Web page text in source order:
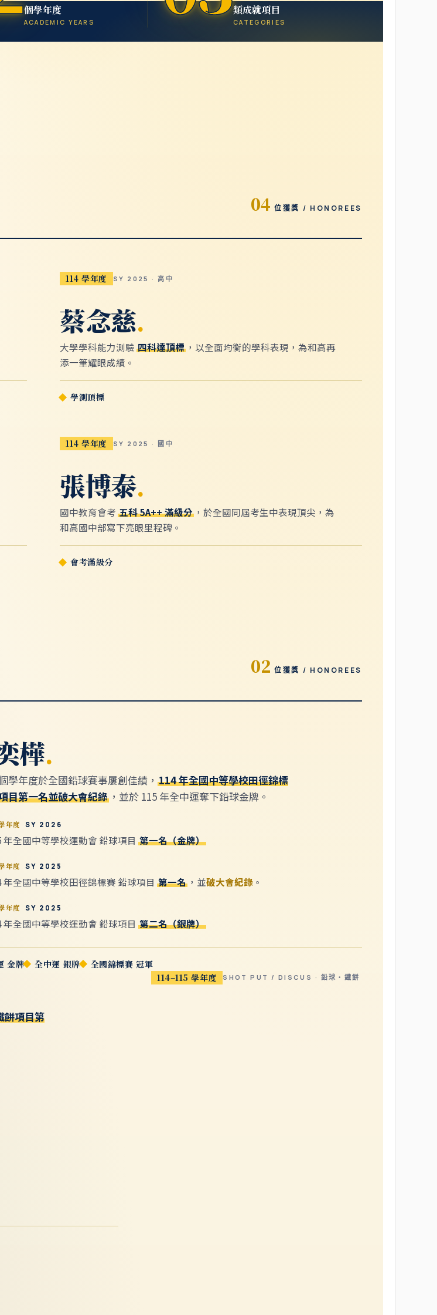
個學年度
ACADEMIC YEARS
類成就項目
CATEGORIES
04 位獲獎 / HONOREES
114 學年度 SY 2025 · 高中
蔡念慈.
大學學科能力測驗 四科達頂標 ，以全面均衡的學科表現，為和高再
添一筆耀眼成績。
學測頂標
114 學年度 SY 2025 · 國中
張博泰.
國中教育會考 五科 5A++ 滿級分 ，於全國同屆考生中表現頂尖，為
和高國中部寫下亮眼里程碑。
會考滿級分
02 位獲獎 / HONOREES
樺.
學年度於全國鉛球賽事屢創佳績， 114 年全國中等學校田徑錦標
目第一名並破大會紀錄 ，並於 115 年全中運奪下鉛球金牌。
年度 SY 2026
年全國中等學校運動會 鉛球項目 第一名（金牌）
年度 SY 2025
年全國中等學校田徑錦標賽 鉛球項目 第一名，並破大會紀錄。
年度 SY 2025
年全國中等學校運動會 鉛球項目 第二名（銀牌）
金牌 全中運 銀牌
全國錦標賽 冠軍
114–115 學年度
SHOT PUT / DISCUS · 鉛球・鐵餅
餅項目第